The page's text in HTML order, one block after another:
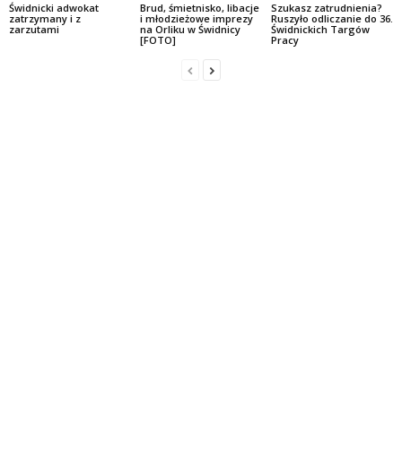
Świdnicki adwokat
zatrzymany i z
zarzutami
Brud, śmietnisko, libacje
i młodzieżowe imprezy
na Orliku w Świdnicy
[FOTO]
Szukasz zatrudnienia?
Ruszyło odliczanie do 36.
Świdnickich Targów
Pracy